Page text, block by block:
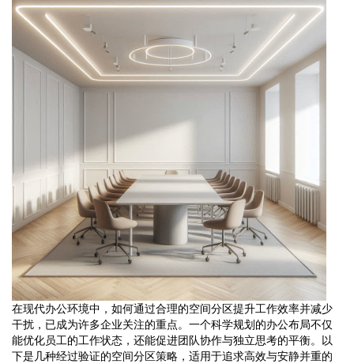
在现代办公环境中，如何通过合理的空间分区提升工作效率并减少
干扰，已成为许多企业关注的重点。一个科学规划的办公布局不仅
能优化员工的工作状态，还能促进团队协作与独立思考的平衡。以
下是几种经过验证的空间分区策略，适用于追求高效与安静并重的